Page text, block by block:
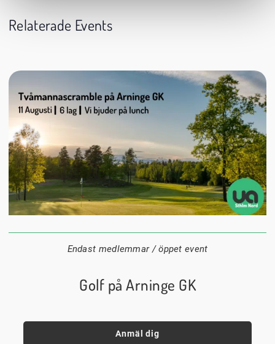
Relaterade Events
11 augusti
08:00
Arninge Golfklubb
Endast medlemmar / öppet event
Golf på Arninge GK
Anmäl dig